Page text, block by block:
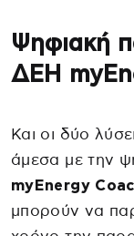
Ψηφιακή
ΔΕΗ
Και οι δύο
άμεσα με την
myEnergy
μπορούν να